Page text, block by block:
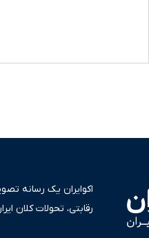
اکوایران یک رسانه
رقابتی، تحولات کلان
به عنوان منبعی دقیق